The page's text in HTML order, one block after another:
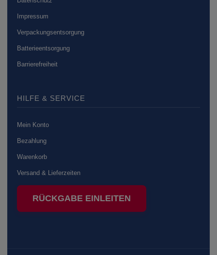
Impressum
Verpackungsentsorgung
Batterieentsorgung
Barrierefreiheit
HILFE & SERVICE
Mein Konto
Bezahlung
Warenkorb
Versand & Lieferzeiten
RÜCKGABE EINLEITEN